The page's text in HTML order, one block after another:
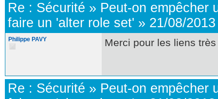
Re : Sécurité » Peut-on empêcher
faire un 'alter role set' » 21/08/
Philippe PAVY Merci pour les liens
Re : Sécurité » Peut-on empêcher